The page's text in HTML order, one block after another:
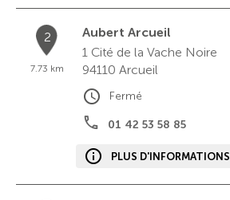
2
7.73 km
Aubert Arcueil
1 Cité de la Vache Noire
94110 Arcueil
01 42 53 58 85
Fermé
PLUS D'INFORMATIONS